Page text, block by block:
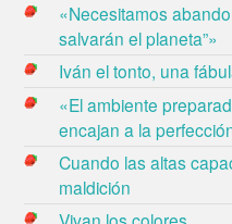
«Necesitamos
salvarán el planeta”»
Iván el tonto, una
«El ambiente
encajan a la
Cuando las altas
maldición